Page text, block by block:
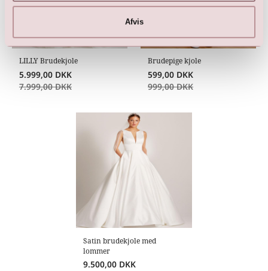
Afvis
LILLY Brudekjole
5.999,00 DKK
7.999,00 DKK
Brudepige kjole
599,00 DKK
999,00 DKK
Satin brudekjole med
lommer
9.500,00 DKK